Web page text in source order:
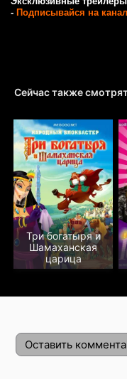
- Подписывайся на канал
Сейчас также
Три богатыря и
Шамаханская
царица
Оставить